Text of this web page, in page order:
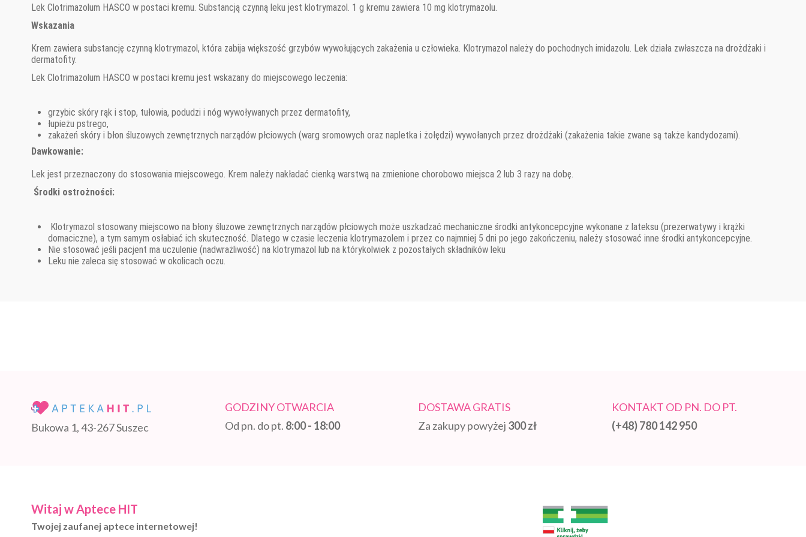
Lek Clotrimazolum HASCO w postaci kremu. Substancją czynną leku jest klotrymazol. 1 g kremu zawiera 10 mg klotrymazolu.
Wskazania
Krem zawiera substancję czynną klotrymazol, która zabija większość grzybów wywołujących zakażenia u człowieka. Klotrymazol należy do pochodnych imidazolu. Lek działa zwłaszcza na drożdżaki i
dermatofity.
Lek Clotrimazolum HASCO w postaci kremu jest wskazany do miejscowego leczenia:
grzybic skóry rąk i stop, tułowia, podudzi i nóg wywoływanych przez dermatofity,
łupieżu pstrego,
zakażeń skóry i błon śluzowych zewnętrznych narządów płciowych (warg sromowych oraz napletka i żołędzi) wywołanych przez drożdżaki (zakażenia takie zwane są także kandydozami).
Dawkowanie:
Lek jest przeznaczony do stosowania miejscowego. Krem należy nakładać cienką warstwą na zmienione chorobowo miejsca 2 lub 3 razy na dobę.
Środki ostrożności:
Klotrymazol stosowany miejscowo na błony śluzowe zewnętrznych narządów płciowych może uszkadzać mechaniczne środki antykoncepcyjne wykonane z lateksu (prezerwatywy i krążki
domaciczne), a tym samym osłabiać ich skuteczność. Dlatego w czasie leczenia klotrymazolem i przez co najmniej 5 dni po jego zakończeniu, należy stosować inne środki antykoncepcyjne.
Nie stosować jeśli pacjent ma uczulenie (nadwrażliwość) na klotrymazol lub na którykolwiek z pozostałych składników leku
Leku nie zaleca się stosować w okolicach oczu.
Bukowa 1, 43-267 Suszec
GODZINY OTWARCIA
Od pn. do pt. 8:00 - 18:00
DOSTAWA GRATIS
Za zakupy powyżej 300 zł
KONTAKT OD PN. DO PT.
(+48) 780 142 950
Witaj w Aptece HIT
Twojej zaufanej aptece internetowej!